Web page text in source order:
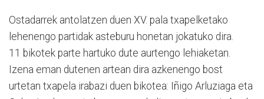
Ostadarrek antolatzen duen XV. pala txapelketako
lehenengo partidak asteburu honetan jokatuko dira.
11 bikotek parte hartuko dute aurtengo lehiaketan.
Izena eman dutenen artean dira azkenengo bost
urtetan txapela irabazi duen bikotea: Iñigo Arluziaga eta